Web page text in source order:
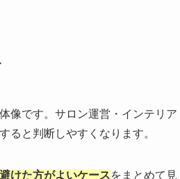
像です。サロン運営・インテリア
ると判断しやすくなります。
けた方がよいケースをまとめて見